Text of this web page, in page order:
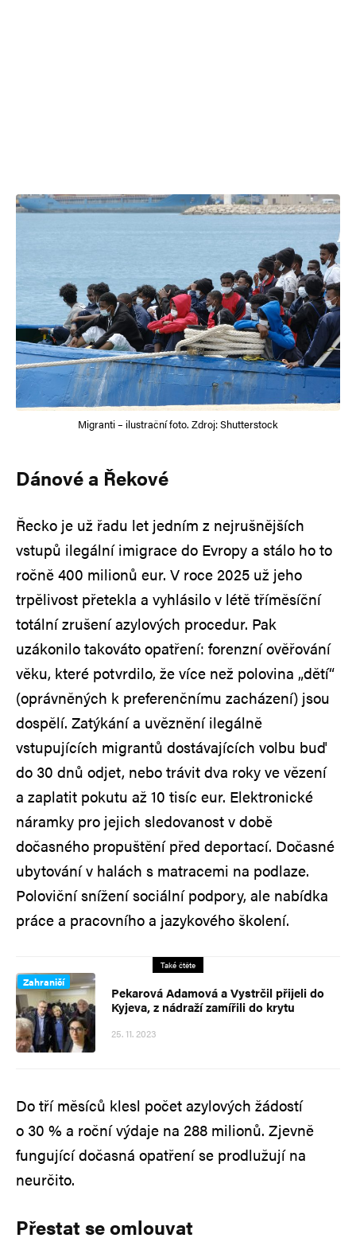
Migranti – ilustrační foto. Zdroj: Shutterstock
Dánové a Řekové
Řecko je už řadu let jedním z nejrušnějších
vstupů ilegální imigrace do Evropy a stálo ho to
ročně 400 milionů eur. V roce 2025 už jeho
trpělivost přetekla a vyhlásilo v létě tříměsíční
totální zrušení azylových procedur. Pak
uzákonilo takováto opatření: forenzní ověřování
věku, které potvrdilo, že více než polovina „dětí“
(oprávněných k preferenčnímu zacházení) jsou
dospělí. Zatýkání a uvěznění ilegálně
vstupujících migrantů dostávajících volbu buď
do 30 dnů odjet, nebo trávit dva roky ve vězení
a zaplatit pokutu až 10 tisíc eur. Elektronické
náramky pro jejich sledovanost v době
dočasného propuštění před deportací. Dočasné
ubytování v halách s matracemi na podlaze.
Poloviční snížení sociální podpory, ale nabídka
práce a pracovního a jazykového školení.
Také čtěte
Zahraničí
Pekarová Adamová a Vystrčil přijeli do
Kyjeva, z nádraží zamířili do krytu
25. 11. 2023
Do tří měsíců klesl počet azylových žádostí
o 30 % a roční výdaje na 288 milionů. Zjevně
fungující dočasná opatření se prodlužují na
neurčito.
Přestat se omlouvat